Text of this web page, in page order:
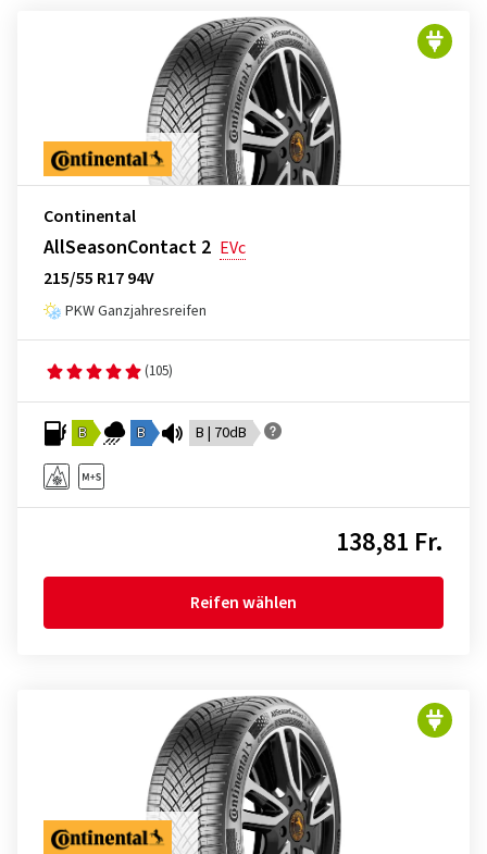
Continental
AllSeasonContact 2 EVc
215/55 R17 94V
PKW Ganzjahresreifen
(105)
B B B | 70dB
138,81 Fr.
Reifen wählen